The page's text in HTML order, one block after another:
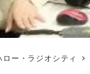
ロー・ラジオシティ